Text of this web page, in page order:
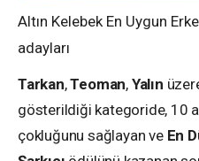
Altın Kelebek En Uygun
adayları
Tarkan,Teoman, Yalın
gösterildiği kategoride, 10
çokluğunu sağlayan ve En